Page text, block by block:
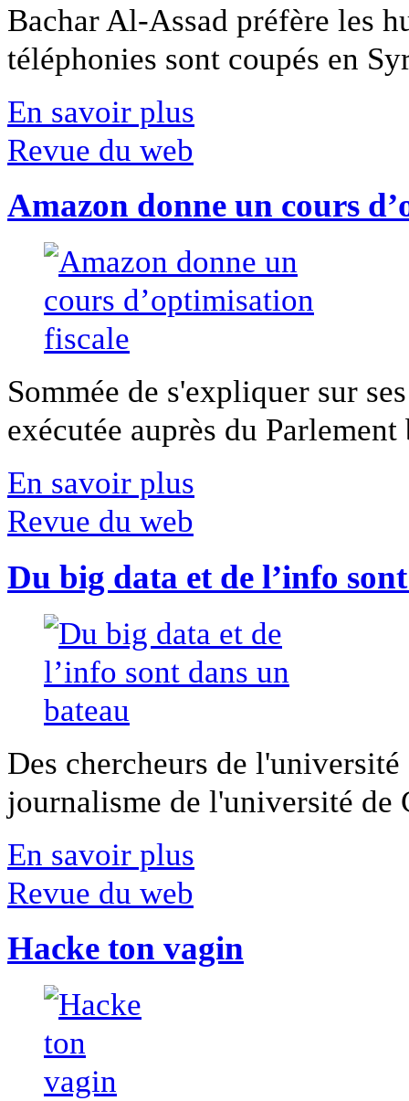
Bachar Al-Assad préfère les
téléphonies sont coupés en
En savoir plus
Revue du web
Amazon donne un cours
Sommée de s'expliquer sur
exécutée auprès du
En savoir plus
Revue du web
Du big data et de l’info
Des chercheurs de
journalisme de l'université
En savoir plus
Revue du web
Hacke ton vagin